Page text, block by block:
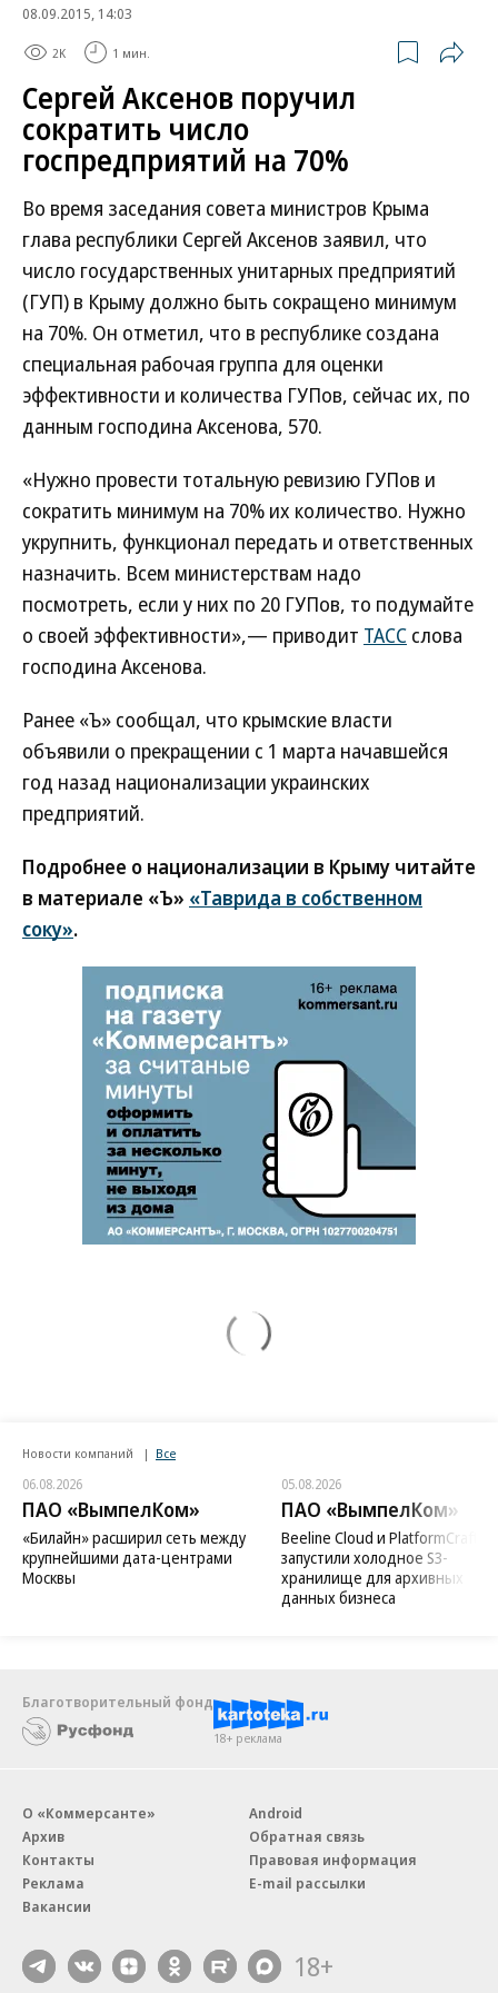
08.09.2015, 14:03
2K 1 мин.
Сергей Аксенов поручил
сократить число
госпредприятий на 70%
Во время заседания совета министров Крыма
глава республики Сергей Аксенов заявил, что
число государственных унитарных предприятий
(ГУП) в Крыму должно быть сокращено минимум
на 70%. Он отметил, что в республике создана
специальная рабочая группа для оценки
эффективности и количества ГУПов, сейчас их, по
данным господина Аксенова, 570.
«Нужно провести тотальную ревизию ГУПов и
сократить минимум на 70% их количество. Нужно
укрупнить, функционал передать и ответственных
назначить. Всем министерствам надо
посмотреть, если у них по 20 ГУПов, то подумайте
о своей эффективности»,— приводит ТАСС слова
господина Аксенова.
Ранее «Ъ» сообщал, что крымские власти
объявили о прекращении с 1 марта начавшейся
год назад национализации украинских
предприятий.
Подробнее о национализации в Крыму читайте
в материале «Ъ» «Таврида в собственном
соку».
Новости компаний Все
06.08.2026
ПАО «ВымпелКом»
«Билайн» расширил сеть между
крупнейшими дата-центрами
Москвы
05.08.2026
ПАО «ВымпелКом»
Beeline Cloud и PlatformCraft
запустили холодное S3-
хранилище для архивных
данных бизнеса
Благотворительный фонд
18+ реклама
О «Коммерсанте»
Архив
Контакты
Реклама
Вакансии
Android
Обратная связь
Правовая информация
E-mail рассылки
18+